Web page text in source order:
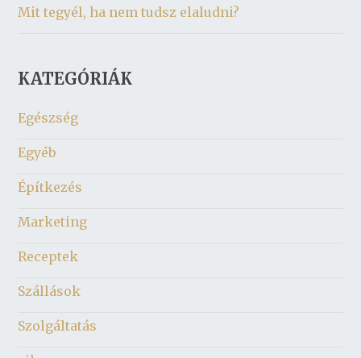
Mit tegyél, ha nem tudsz elaludni?
KATEGÓRIÁK
Egészség
Egyéb
Építkezés
Marketing
Receptek
Szállások
Szolgáltatás